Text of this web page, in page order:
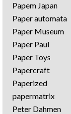
Papem Japan
Paper automata
Paper Museum
Paper Paul
Paper Toys
Papercraft
Paperized
papermatrix
Peter Dahmen